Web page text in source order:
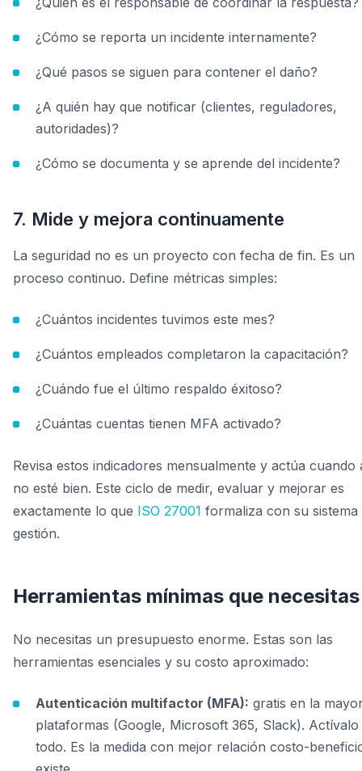
¿Cómo se reporta un incidente internamente?
¿Qué pasos se siguen para contener el daño?
¿A quién hay que notificar (clientes, reguladores,
autoridades)?
¿Cómo se documenta y se aprende del incidente?
7. Mide y mejora continuamente
La seguridad no es un proyecto con fecha de fin. Es un
proceso continuo. Define métricas simples:
¿Cuántos incidentes tuvimos este mes?
¿Cuántos empleados completaron la capacitación?
¿Cuándo fue el último respaldo éxitoso?
¿Cuántas cuentas tienen MFA activado?
Revisa estos indicadores mensualmente y actúa cuando
no esté bien. Este ciclo de medir, evaluar y mejorar es
exactamente lo que ISO 27001 formaliza con su sistema
gestión.
Herramientas mínimas que necesitas
No necesitas un presupuesto enorme. Estas son las
herramientas esenciales y su costo aproximado:
Autenticación multifactor (MFA): gratis en la
plataformas (Google, Microsoft 365, Slack). Actívalo
todo. Es la medida con mejor relación costo-